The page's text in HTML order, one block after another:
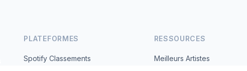
PLATEFORMES
Spotify Classements
RESSOURCES
Meilleurs Artistes